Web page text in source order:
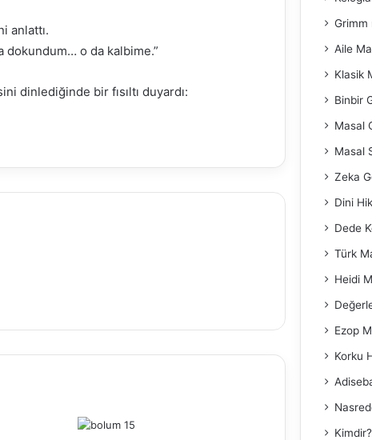
anlattı.
dokundum… o da kalbime.”
dinlediğinde bir fısıltı duyardı:
Grimm
Aile
Klasik
Binbir
Masal
Masal
Zeka
Dini
Dede
Türk
Heidi
Ezop
Korku
Kimdir?